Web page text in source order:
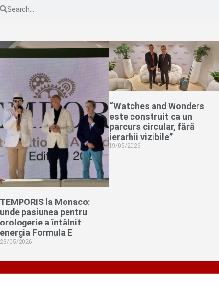
TEMPORIS la Monaco:
unde pasiunea pentru
orologerie a întâlnit
energia Formula E
23/05/2026
“Watches and Wonders
este construit ca un
parcurs circular, fără
ierarhii vizibile”
19/05/2026